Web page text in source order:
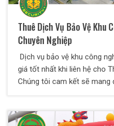
Thuê Dịch Vụ Bảo Vệ
Chuyên Nghiệp
Dịch vụ bảo vệ khu công
giá tốt nhất khi liên hệ cho
Chúng tôi cam kết sẽ mang